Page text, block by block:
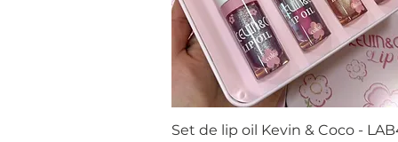
Vista rápida
Set de lip oil Kevin & Coco -